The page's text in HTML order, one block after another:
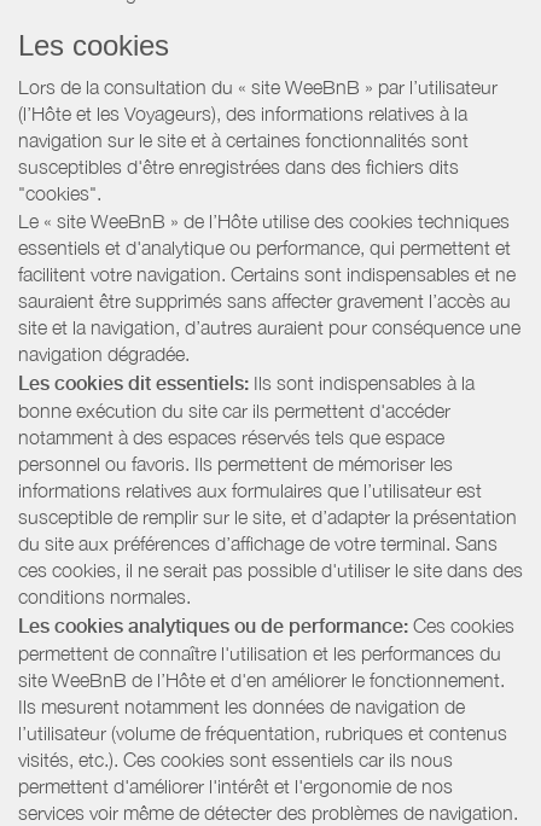
Les cookies
Lors de la consultation du « site WeeBnB » par l’utilisateur
(l’Hôte et les Voyageurs), des informations relatives à la
navigation sur le site et à certaines fonctionnalités sont
susceptibles d'être enregistrées dans des fichiers dits
"cookies".
Le « site WeeBnB » de l’Hôte utilise des cookies techniques
essentiels et d'analytique ou performance, qui permettent et
facilitent votre navigation. Certains sont indispensables et ne
sauraient être supprimés sans affecter gravement l’accès au
site et la navigation, d’autres auraient pour conséquence une
navigation dégradée.
Les cookies dit essentiels: Ils sont indispensables à la
bonne exécution du site car ils permettent d'accéder
notamment à des espaces réservés tels que espace
personnel ou favoris. Ils permettent de mémoriser les
informations relatives aux formulaires que l’utilisateur est
susceptible de remplir sur le site, et d’adapter la présentation
du site aux préférences d’affichage de votre terminal. Sans
ces cookies, il ne serait pas possible d'utiliser le site dans des
conditions normales.
Les cookies analytiques ou de performance: Ces cookies
permettent de connaître l'utilisation et les performances du
site WeeBnB de l’Hôte et d'en améliorer le fonctionnement.
Ils mesurent notamment les données de navigation de
l’utilisateur (volume de fréquentation, rubriques et contenus
visités, etc.). Ces cookies sont essentiels car ils nous
permettent d'améliorer l'intérêt et l'ergonomie de nos
services voir même de détecter des problèmes de navigation.